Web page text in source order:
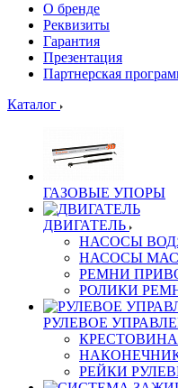
О бренде
Реквизиты
Гарантия
Презентация
Партнерская
Каталог
ГАЗОВЫЕ УПОРЫ
ДВИГАТЕЛЬ
НАСОСЫ
НАСОСЫ
РЕМНИ
РОЛИКИ
РУЛЕВОЕ
РЕЙКИ